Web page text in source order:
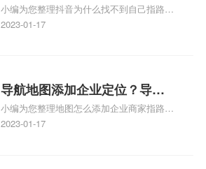
到了？抖音为什么找不到当前
定位了？
小编为您整理抖音为什么找不到自己指路人
地图标注服务中心铺的位置、地图位置更新
服务中心位置、抖音突然不显示定位了相关
地图标注知识，详情可查看下方正文！
2023-01-17
导航地图添加企业定位？导航
定位企业？
小编为您整理地图怎么添加企业商家指路人
地图标注服务中心铺名称、地图怎么添加企
2023-01-17